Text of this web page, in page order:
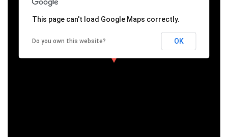
This page can't load Google Maps correctly.
Do you own this website? OK